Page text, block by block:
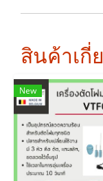
สินค้าเกี่
New